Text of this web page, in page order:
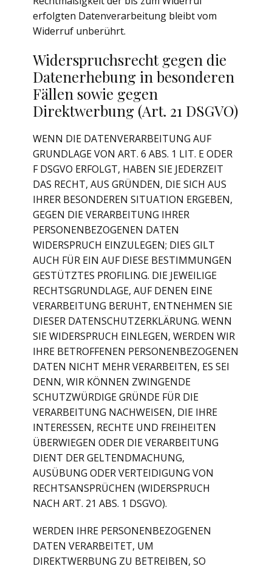
erfolgten Datenverarbeitung bleibt vom
Widerruf unberührt.
Widerspruchsrecht gegen die
Datenerhebung in besonderen
Fällen sowie gegen
Direktwerbung (Art. 21 DSGVO)
WENN DIE DATENVERARBEITUNG AUF
GRUNDLAGE VON ART. 6 ABS. 1 LIT. E ODER
F DSGVO ERFOLGT, HABEN SIE JEDERZEIT
DAS RECHT, AUS GRÜNDEN, DIE SICH AUS
IHRER BESONDEREN SITUATION ERGEBEN,
GEGEN DIE VERARBEITUNG IHRER
PERSONENBEZOGENEN DATEN
WIDERSPRUCH EINZULEGEN; DIES GILT
AUCH FÜR EIN AUF DIESE BESTIMMUNGEN
GESTÜTZTES PROFILING. DIE JEWEILIGE
RECHTSGRUNDLAGE, AUF DENEN EINE
VERARBEITUNG BERUHT, ENTNEHMEN SIE
DIESER DATENSCHUTZERKLÄRUNG. WENN
SIE WIDERSPRUCH EINLEGEN, WERDEN WIR
IHRE BETROFFENEN PERSONENBEZOGENEN
DATEN NICHT MEHR VERARBEITEN, ES SEI
DENN, WIR KÖNNEN ZWINGENDE
SCHUTZWÜRDIGE GRÜNDE FÜR DIE
VERARBEITUNG NACHWEISEN, DIE IHRE
INTERESSEN, RECHTE UND FREIHEITEN
ÜBERWIEGEN ODER DIE VERARBEITUNG
DIENT DER GELTENDMACHUNG,
AUSÜBUNG ODER VERTEIDIGUNG VON
RECHTSANSPRÜCHEN (WIDERSPRUCH
NACH ART. 21 ABS. 1 DSGVO).
WERDEN IHRE PERSONENBEZOGENEN
DATEN VERARBEITET, UM
DIREKTWERBUNG ZU BETREIBEN, SO